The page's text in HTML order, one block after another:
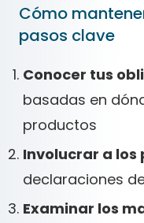
Cómo
pasos clave
Conocer tus
basadas en
productos
Involucrar a los
declaraciones
Examinar los